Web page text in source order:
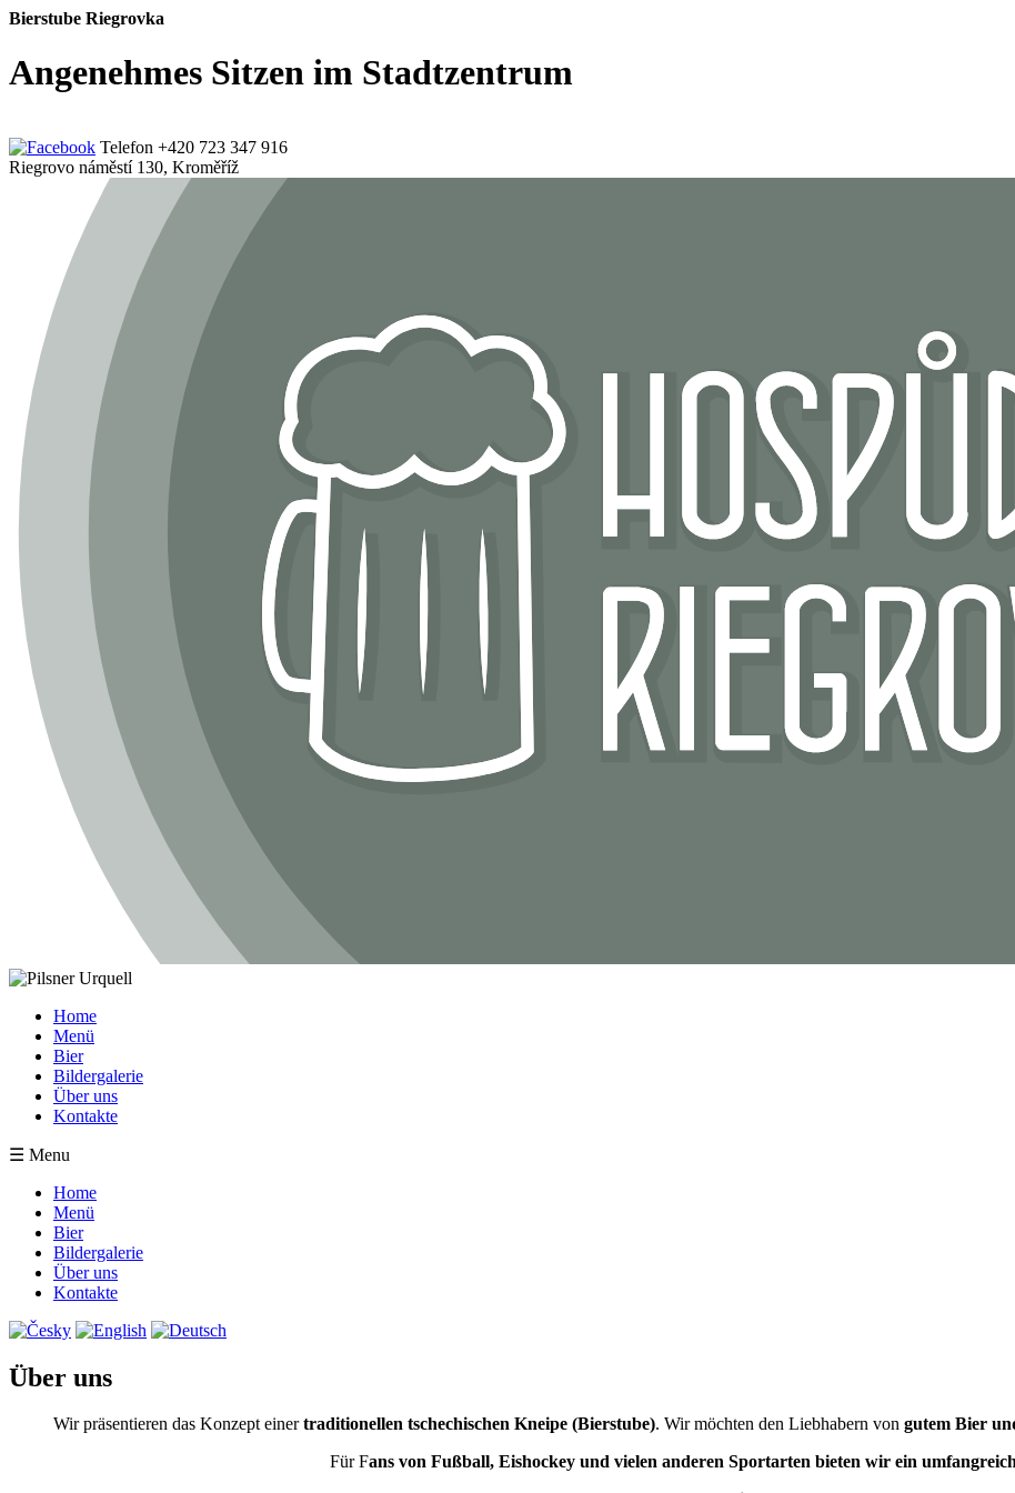
Bierstube Riegrovka
Angenehmes Sitzen im Stadtzentrum
Telefon +420 723 347 916
Riegrovo náměstí 130, Kroměříž
Home
Menü
Bier
Bildergalerie
Über uns
Kontakte
☰ Menu
Home
Menü
Bier
Bildergalerie
Über uns
Kontakte
Über uns
Wir präsentieren das Konzept einertraditionellen tschechischen Kneipe (Bierstube). Wir möchten den Liebhabern von gutem Bier
Für Fans von Fußball, Eishockey und vielen anderen Sportarten bieten wir ein